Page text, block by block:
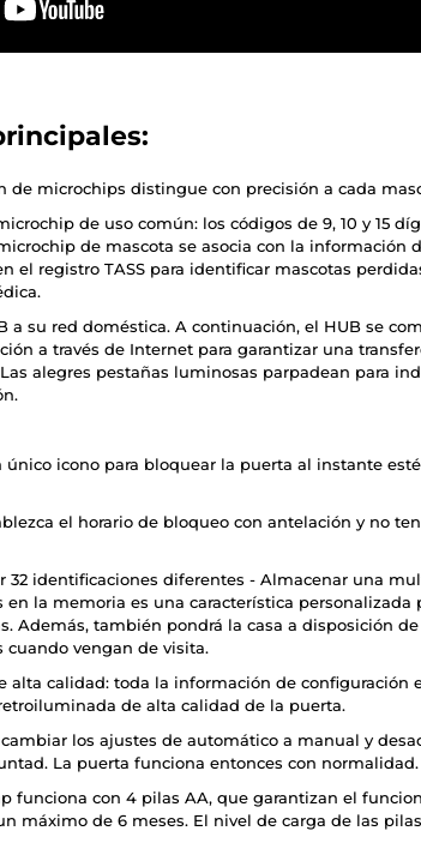
de microchips distingue con precisión a cada
de uso común: los códigos de 9, 10 y 15
de mascota se asocia con la información
el registro TASS para identificar mascotas
a su red doméstica. A continuación, el HUB se
a través de Internet para garantizar una
alegres pestañas luminosas parpadean para
icono para bloquear la puerta al instante
el horario de bloqueo con antelación y no
32 identificaciones diferentes - Almacenar una
la memoria es una característica personalizada
Además, también pondrá la casa a disposición de
cuando vengan de visita.
alta calidad: toda la información de configuración
de alta calidad de la puerta.
los ajustes de automático a manual y
La puerta funciona entonces con normalidad.
funciona con 4 pilas AA, que garantizan el
máximo de 6 meses. El nivel de carga de las